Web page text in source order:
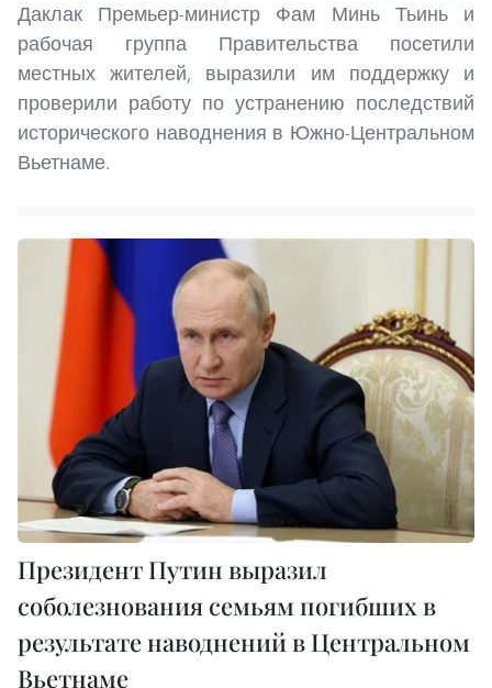
Даклак Премьер-министр Фам Минь Тьинь и
рабочая группа Правительства посетили
местных жителей, выразили им поддержку и
проверили работу по устранению последствий
исторического наводнения в Южно-Центральном
Вьетнаме.
Президент Путин выразил
соболезнования семьям погибших в
результате наводнений в Центральном
Вьетнаме